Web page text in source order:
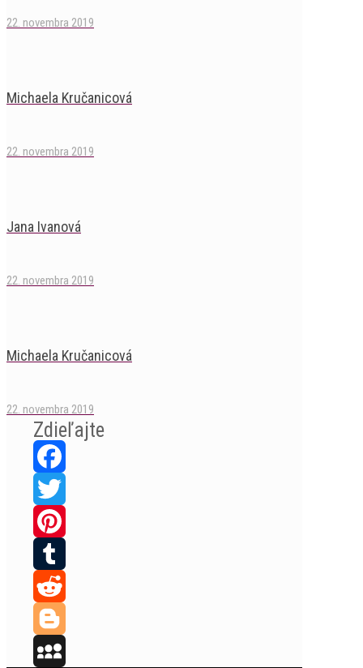
22. novembra 2019
Michaela Kručanicová
22. novembra 2019
Jana Ivanová
22. novembra 2019
Michaela Kručanicová
22. novembra 2019
Zdieľajte
Facebook
Twitter
Pinterest
Tumblr
Reddit
Blogger